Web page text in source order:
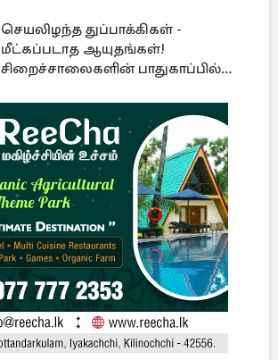
செயலிழந்த துப்பாக்கிகள் -
மீட்கப்படாத ஆயுதங்கள்!
சிறைச்சாலைகளின் பாதுகாப்பில்